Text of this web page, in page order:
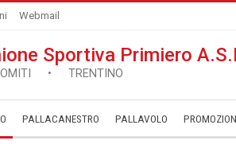
Webmail
Sportiva Primiero
• TRENTINO
PALLACANESTRO PALLAVOLO